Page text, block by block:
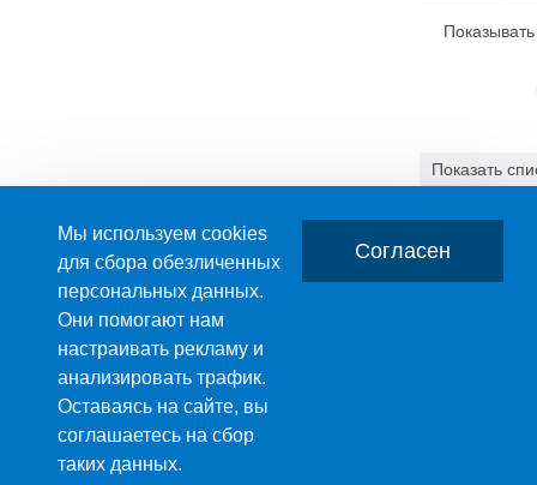
Показать
3.36 МБ
ПРОИЗВОДСТВО ПЛАСТМАССОВЫХ ИЗДЕЛИЙ
+7 (495) 989-29-95
+7 (800) 505-59-55
E-mail: sale@anion-msk.ru
Мы используем cookies
для сбора обезличенных
персональных данных.
Они помогают нам
настраивать рекламу и
анализировать трафик.
Оставаясь на сайте, вы
соглашаетесь на сбор
таких данных.
Согласен